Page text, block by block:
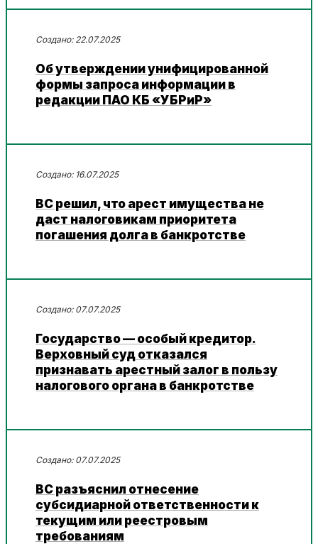
22.07.2025
Об утверждении унифицированной
формы запроса информации в
редакции ПАО КБ «УБРиР»
16.07.2025
ВС решил, что арест имущества не
даст налоговикам приоритета
погашения долга в банкротстве
07.07.2025
Государство — особый кредитор.
Верховный суд отказался
признавать арестный залог в пользу
налогового органа в банкротстве
07.07.2025
ВС разъяснил отнесение
субсидиарной ответственности к
текущим или реестровым
требованиям